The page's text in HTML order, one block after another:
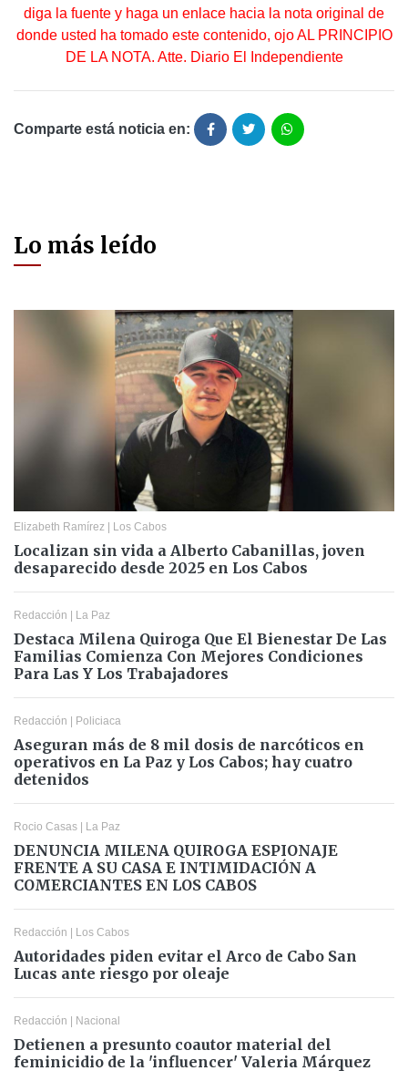
diga la fuente y haga un enlace hacia la nota original de
donde usted ha tomado este contenido, ojo AL PRINCIPIO
DE LA NOTA. Atte. Diario El Independiente
Comparte está noticia en:
Lo más leído
Elizabeth Ramírez Los Cabos
Localizan sin vida a Alberto Cabanillas, joven
desaparecido desde 2025 en Los Cabos
Redacción La Paz
Destaca Milena Quiroga Que El Bienestar De Las
Familias Comienza Con Mejores Condiciones
Para Las Y Los Trabajadores
Redacción Policiaca
Aseguran más de 8 mil dosis de narcóticos en
operativos en La Paz y Los Cabos; hay cuatro
detenidos
Rocio Casas La Paz
DENUNCIA MILENA QUIROGA ESPIONAJE
FRENTE A SU CASA E INTIMIDACIÓN A
COMERCIANTES EN LOS CABOS
Redacción Los Cabos
Autoridades piden evitar el Arco de Cabo San
Lucas ante riesgo por oleaje
Redacción Nacional
Detienen a presunto coautor material del
feminicidio de la 'influencer' Valeria Márquez